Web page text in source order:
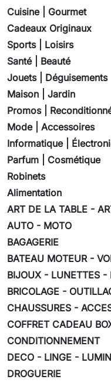
Cuisine | Gourmet
Cadeaux Originaux
Sports | Loisirs
Santé | Beauté
Jouets | Déguisements
Maison | Jardin
Promos |
Mode | Accessoires
Informatique |
Parfum | Cosmétique
Robinets
Alimentation
ART DE LA TABLE -
AUTO - MOTO
BAGAGERIE
BATEAU MOTEUR -
BIJOUX - LUNETTES -
BRICOLAGE -
CHAUSSURES -
COFFRET CADEAU
CONDITIONNEMENT
DECO - LINGE -
DROGUERIE